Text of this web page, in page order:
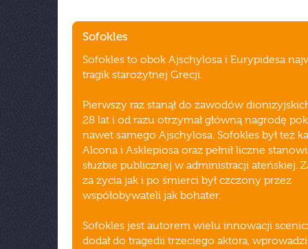
Sofokles
Sofokles to obok Ajschylosa i Eurypidesa
tragik starożytnej Grecji.
Pierwszy raz stanął do zawodów
28 lat i od razu otrzymał główną nagrodę
nawet samego Ajschylosa. Sofokles był też
Alcona i Asklepiosa oraz pełnił liczne
służbie publicznej w administracji ateńskiej.
za życia jak i po śmierci był czczony przez
współobywateli jak bohater.
Sofokles jest autorem wielu innowacji
dodał do tragedii trzeciego aktora,